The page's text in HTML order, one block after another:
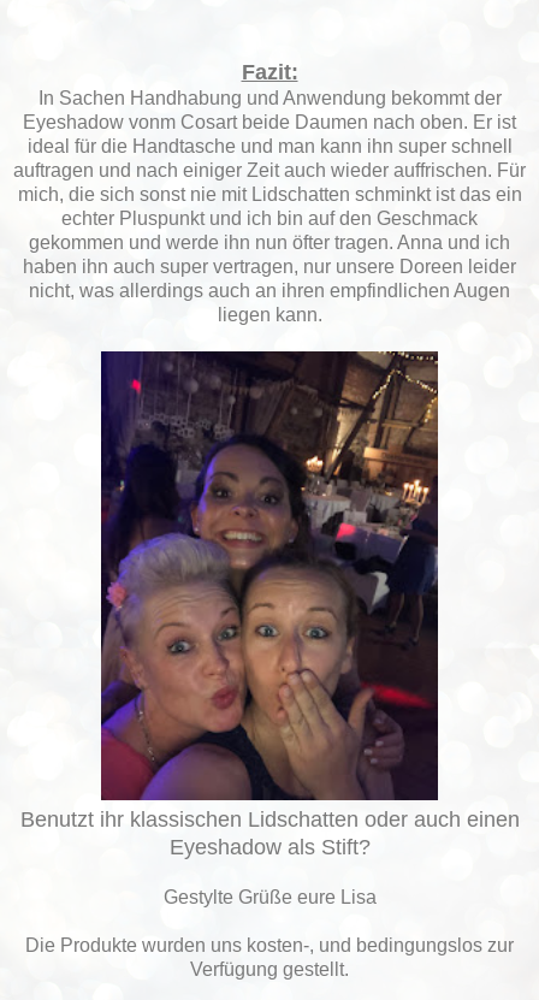
Fazit:
In Sachen Handhabung und Anwendung bekommt der
Eyeshadow vonm Cosart beide Daumen nach oben. Er ist
ideal für die Handtasche und man kann ihn super schnell
auftragen und nach einiger Zeit auch wieder auffrischen. Für
mich, die sich sonst nie mit Lidschatten schminkt ist das ein
echter Pluspunkt und ich bin auf den Geschmack
gekommen und werde ihn nun öfter tragen. Anna und ich
haben ihn auch super vertragen, nur unsere Doreen leider
nicht, was allerdings auch an ihren empfindlichen Augen
liegen kann.
Benutzt ihr klassischen Lidschatten oder auch einen
Eyeshadow als Stift?
Gestylte Grüße eure Lisa
Die Produkte wurden uns kosten-, und bedingungslos zur
Verfügung gestellt.